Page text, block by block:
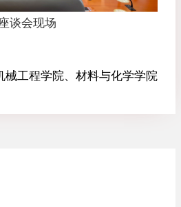
谈会现场
械工程学院、材料与化学学院